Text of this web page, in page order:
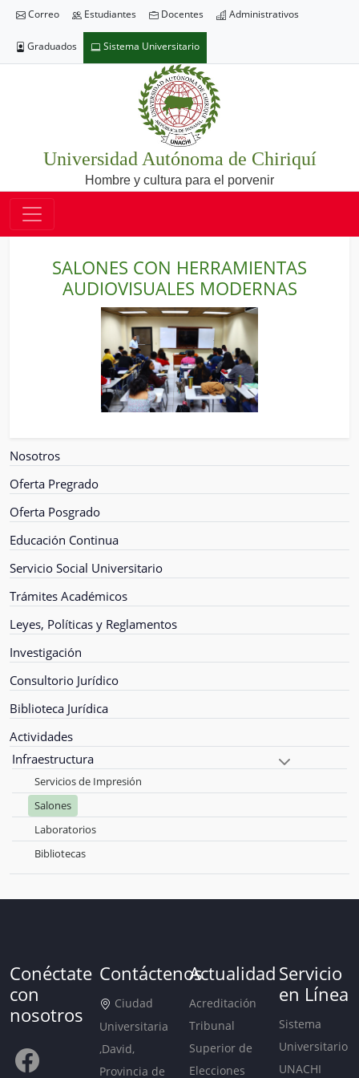
Correo Estudiantes Docentes Administrativos
Graduados Sistema Universitario
Universidad Autónoma de Chiriquí
Hombre y cultura para el porvenir
Nosotros
Oferta Pregrado
Oferta Posgrado
Educación Continua
Servicio Social Universitario
Trámites Académicos
Leyes, Políticas y Reglamentos
Investigación
Consultorio Jurídico
Biblioteca Jurídica
Actividades
Infraestructura
Servicios de Impresión
Salones
Laboratorios
Bibliotecas
SALONES CON HERRAMIENTAS
AUDIOVISUALES MODERNAS
Conéctate
con
nosotros
Contáctenos
Ciudad
Universitaria
,David,
Provincia de
Actualidad
Acreditación
Tribunal
Superior de
Elecciones
Servicio
en Línea
Sistema
Universitario
UNACHI